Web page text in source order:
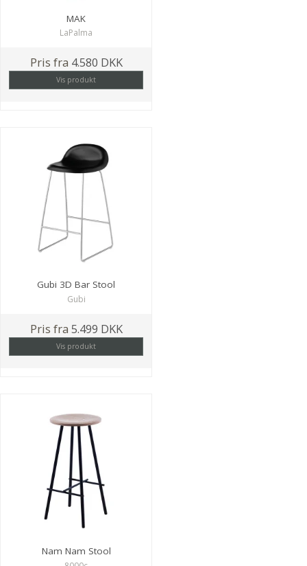
MAK
LaPalma
Pris fra 4.580 DKK
Vis produkt
Gubi 3D Bar Stool
Gubi
Pris fra 5.499 DKK
Vis produkt
Nam Nam Stool